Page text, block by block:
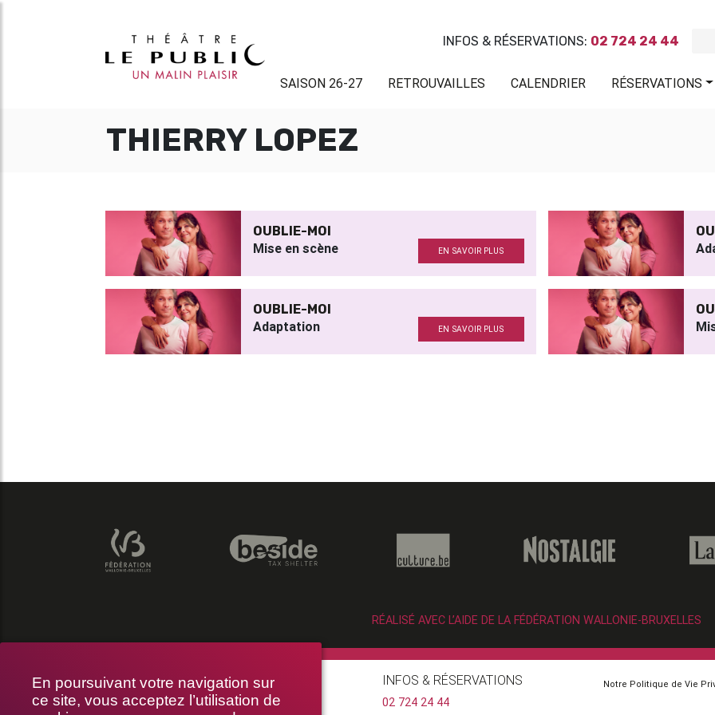
En poursuivant votre navigation sur
ce site, vous acceptez l’utilisation de
INFOS & RÉSERVATIONS: 02 724 24 44
SAISON 26-27 RETROUVAILLES CALENDRIER RÉSERVATIONS
THIERRY LOPEZ
OUBLIE-MOI
Mise en scène EN SAVOIR PLUS
OUBLIE-MOI
Adaptation EN SAVOIR PLUS
RÉALISÉ AVEC L’AIDE DE LA FÉDÉRATION WALLONIE-BRUXELLES
THÉÂTRE LE PUBLIC
RUE BRAEMT 64-70, 1210 BRUXELLES
INFOS & RÉSERVATIONS
02 724 24 44
Notre Politique de Vie